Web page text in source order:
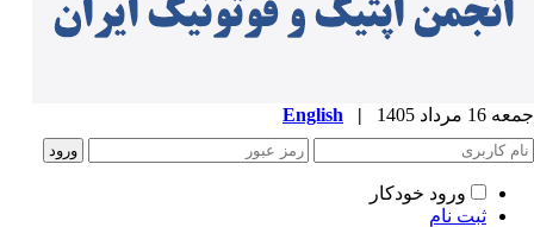
مرداد 1405 |
English
ورود خودکار
ثبت نام